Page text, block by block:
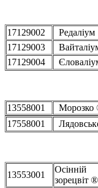
17129002 Редаліум
17129003
17129004
Просо
13558001 Морозко
17558001
13553001
Осінній
зорецвіт ®